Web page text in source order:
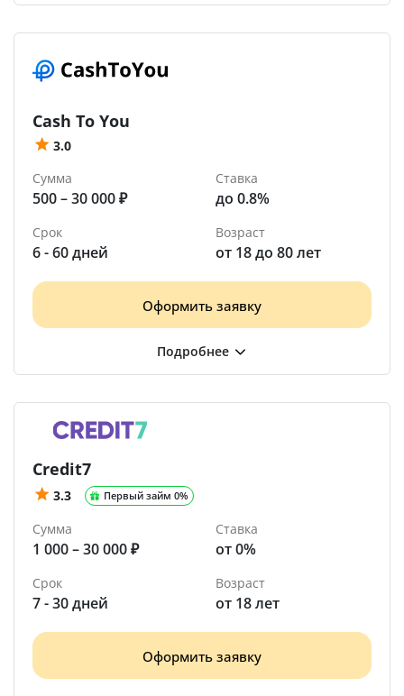
Cash To You
3.0
Сумма
500 – 30 000 ₽
Ставка
до 0.8%
Срок
6 - 60 дней
Возраст
от 18 до 80 лет
Оформить заявку
Credit7
3.3 Первый займ 0%
Сумма
1 000 – 30 000 ₽
Ставка
от 0%
Срок
7 - 30 дней
Возраст
от 18 лет
Оформить заявку